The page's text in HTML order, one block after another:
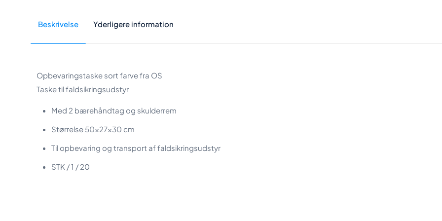
Beskrivelse Yderligere information
Opbevaringstaske sort farve fra OS
Taske til faldsikringsudstyr
Med 2 bærehåndtag og skulderrem
Størrelse 50x27x30 cm
Til opbevaring og transport af faldsikringsudstyr
STK / 1 / 20